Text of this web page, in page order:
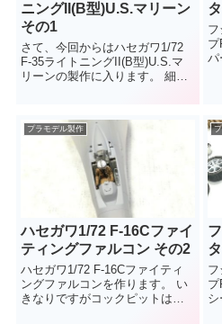
ニングII(B型)U.S.マリーン
その1
さて、今回からはハセガワ1/72
F-35ライトニングII(B型)U.S.マ
リーンの製作に入ります。 細か
プ
パ
プラモデル製作
ハセガワ1/72 F-16Cファイ
ティングファルコン その2
ハセガワ1/72 F-16Cファイティ
ングファルコンを作ります。 い
きなりですがコックピットは完
プ